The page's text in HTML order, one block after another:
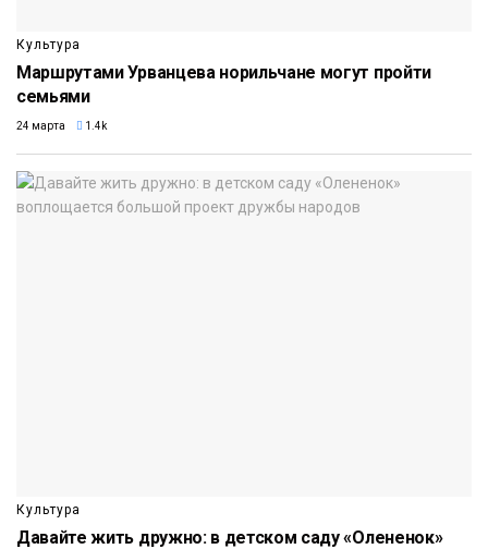
Культура
Маршрутами Урванцева норильчане могут пройти
семьями
24 марта 1.4k
Культура
Давайте жить дружно: в детском саду «Олененок»